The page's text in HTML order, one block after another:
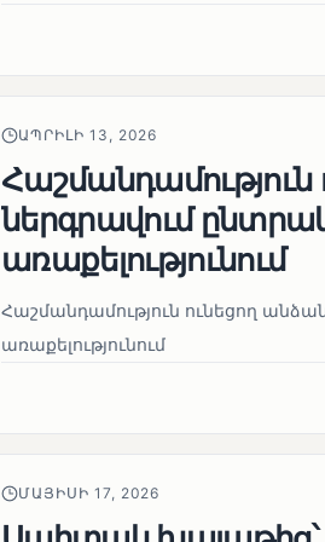
ԱՊՐԻԼԻ 13, 2026
ներգրավում
առաքելությունում
Հաշմանդամություն ունեցող
առաքելությունում
ՄԱՅԻՍԻ 17, 2026